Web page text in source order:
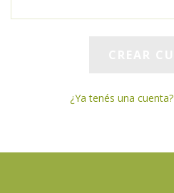
¿Ya tenés una cuenta?